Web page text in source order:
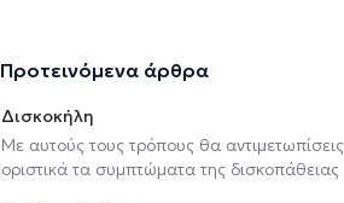
Προτεινόμενα άρθρα
Δισκοκήλη
Με αυτούς τους τρόπους θα αντιμετωπίσεις
οριστικά τα συμπτώματα της δισκοπάθειας